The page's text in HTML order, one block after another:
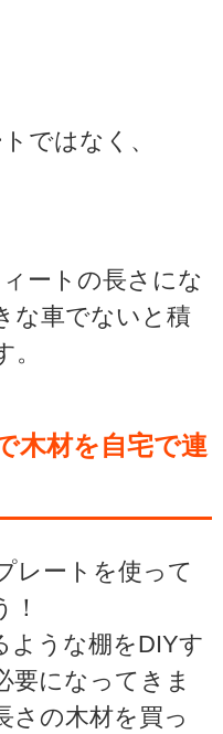
ではなく、
ートの長さにな
な車でないと積
木材を自宅で連
レートを使って
ような棚をDIYす
要になってきま
さの木材を買っ